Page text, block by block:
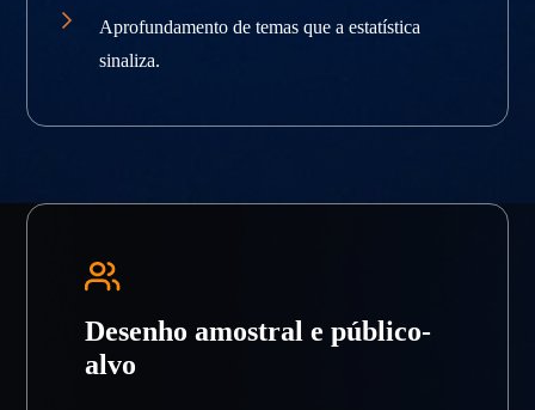
Aprofundamento de temas que a estatística
sinaliza.
Desenho amostral e público-
alvo